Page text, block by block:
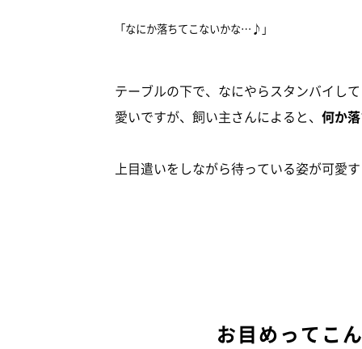
「なにか落ちてこないかな…♪」
テーブルの下で、なにやらスタンバイし
愛いですが、飼い主さんによると、 何か
上目遣いをしながら待っている姿が可愛
お目めってこ